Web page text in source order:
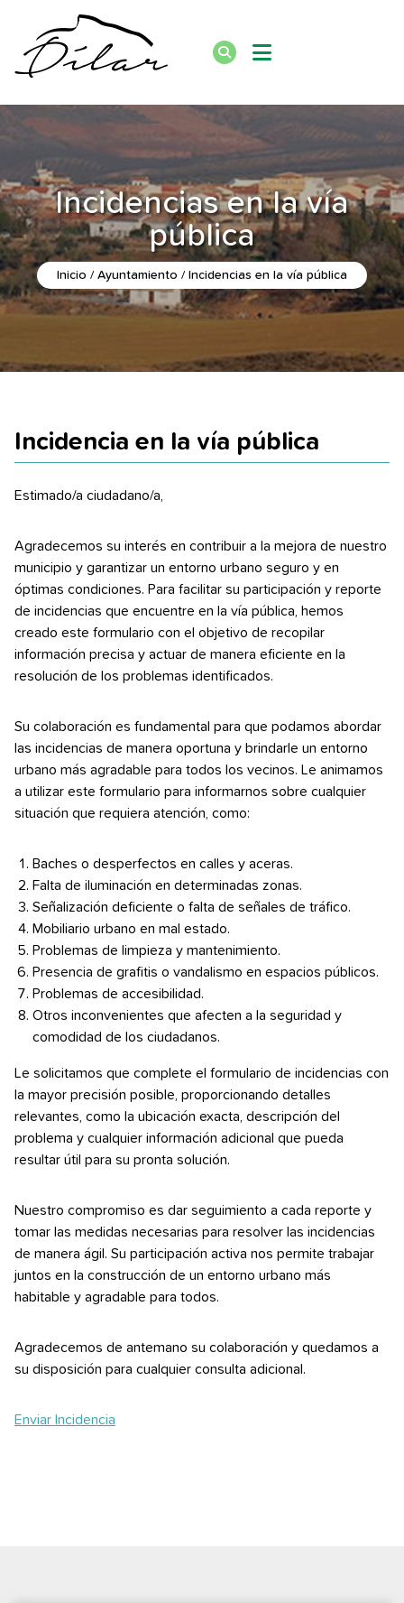
Incidencias en la vía
pública
Inicio Ayuntamiento Incidencias en la vía pública
Incidencia en la vía pública
Estimado/a ciudadano/a,
Agradecemos su interés en contribuir a la mejora de nuestro
municipio y garantizar un entorno urbano seguro y en
óptimas condiciones. Para facilitar su participación y reporte
de incidencias que encuentre en la vía pública, hemos
creado este formulario con el objetivo de recopilar
información precisa y actuar de manera eficiente en la
resolución de los problemas identificados.
Su colaboración es fundamental para que podamos abordar
las incidencias de manera oportuna y brindarle un entorno
urbano más agradable para todos los vecinos. Le animamos
a utilizar este formulario para informarnos sobre cualquier
situación que requiera atención, como:
Baches o desperfectos en calles y aceras.
Falta de iluminación en determinadas zonas.
Señalización deficiente o falta de señales de tráfico.
Mobiliario urbano en mal estado.
Problemas de limpieza y mantenimiento.
Presencia de grafitis o vandalismo en espacios públicos.
Problemas de accesibilidad.
Otros inconvenientes que afecten a la seguridad y
comodidad de los ciudadanos.
Le solicitamos que complete el formulario de incidencias con
la mayor precisión posible, proporcionando detalles
relevantes, como la ubicación exacta, descripción del
problema y cualquier información adicional que pueda
resultar útil para su pronta solución.
Nuestro compromiso es dar seguimiento a cada reporte y
tomar las medidas necesarias para resolver las incidencias
de manera ágil. Su participación activa nos permite trabajar
juntos en la construcción de un entorno urbano más
habitable y agradable para todos.
Agradecemos de antemano su colaboración y quedamos a
su disposición para cualquier consulta adicional.
Enviar Incidencia